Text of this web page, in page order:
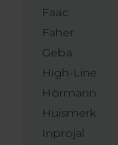
Faac
Faher
Geba
High-Line
Hörmann
Huismerk
Inprojal